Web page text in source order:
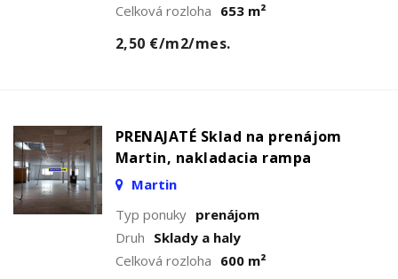
Celková rozloha 653 m²
2,50 €/m2/mes.
PRENAJATÉ Sklad na prenájom
Martin, nakladacia rampa
Martin
Typ ponuky prenájom
Druh Sklady a haly
Celková rozloha 600 m²